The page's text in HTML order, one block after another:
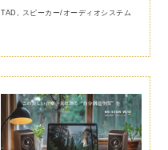
TAD スピーカー/オーディオシステム